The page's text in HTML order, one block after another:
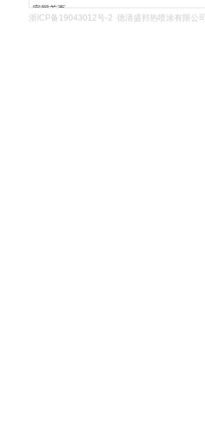
官网首页
浙ICP备19043012号-2 德清盛邦热喷涂有限公司